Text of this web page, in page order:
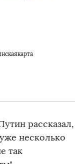
рассказал,
несколько
так